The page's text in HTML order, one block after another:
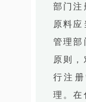
部门注
原料
管理部
原则
行注
理。在